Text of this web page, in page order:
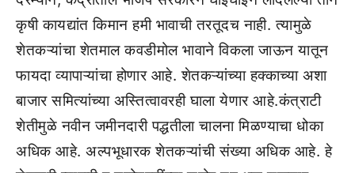
कृषी कायद्यांत किमान हमी भावाची तरतूदच नाही. त्यामुळे
शेतकऱ्यांचा शेतमाल कवडीमोल भावाने विकला जाऊन यातून
फायदा व्यापाऱ्यांचा होणार आहे. शेतकऱ्यांच्या हक्काच्या अशा
बाजार समित्यांच्या अस्तित्वावरही घाला येणार आहे.कंत्राटी
शेतीमुळे नवीन जमीनदारी पद्धतीला चालना मिळण्याचा धोका
अधिक आहे. अल्पभूधारक शेतकऱ्यांची संख्या अधिक आहे. हे